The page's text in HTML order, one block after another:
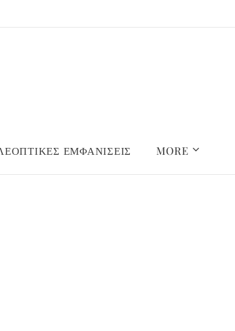
ΕΜΦΑΝΙΣΕΙΣ MORE